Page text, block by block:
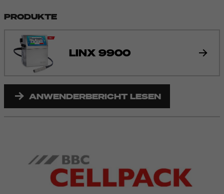
PRODUKTE
LINX 9900
ANWENDERBERICHT LESEN